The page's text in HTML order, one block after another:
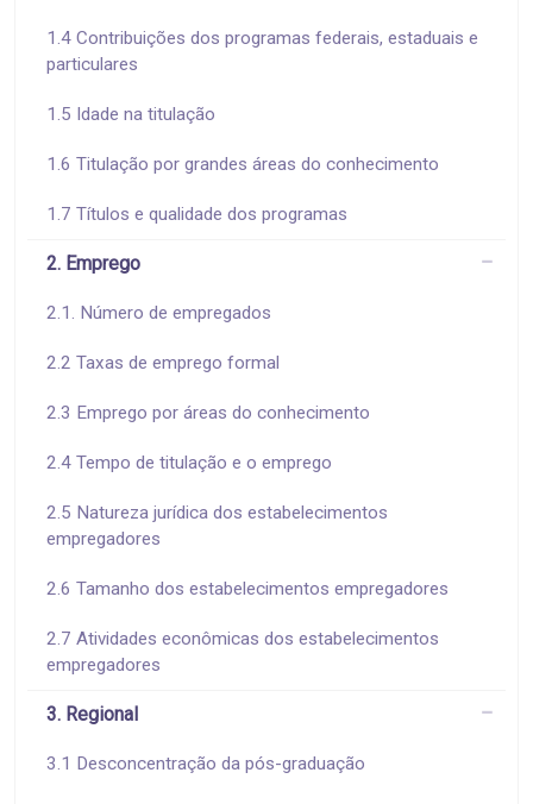
1.4 Contribuições dos programas federais, estaduais e
particulares
1.5 Idade na titulação
1.6 Titulação por grandes áreas do conhecimento
1.7 Títulos e qualidade dos programas
2. Emprego
2.1. Número de empregados
2.2 Taxas de emprego formal
2.3 Emprego por áreas do conhecimento
2.4 Tempo de titulação e o emprego
2.5 Natureza jurídica dos estabelecimentos
empregadores
2.6 Tamanho dos estabelecimentos empregadores
2.7 Atividades econômicas dos estabelecimentos
empregadores
3. Regional
3.1 Desconcentração da pós-graduação